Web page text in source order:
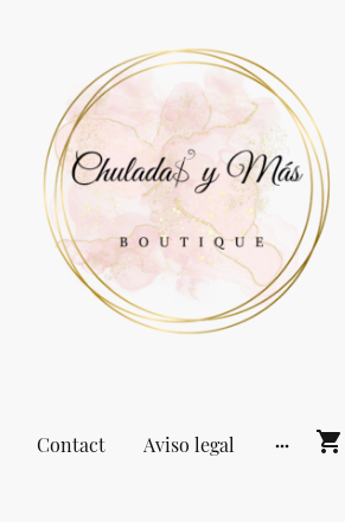
Contact Aviso legal